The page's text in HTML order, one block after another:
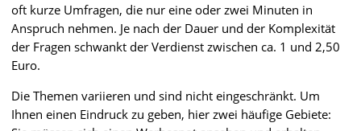
oft kurze Umfragen, die nur eine oder zwei Minuten in
Anspruch nehmen. Je nach der Dauer und der Komplexität
der Fragen schwankt der Verdienst zwischen ca. 1 und 2,50
Euro.
Die Themen variieren und sind nicht eingeschränkt. Um
Ihnen einen Eindruck zu geben, hier zwei häufige Gebiete: